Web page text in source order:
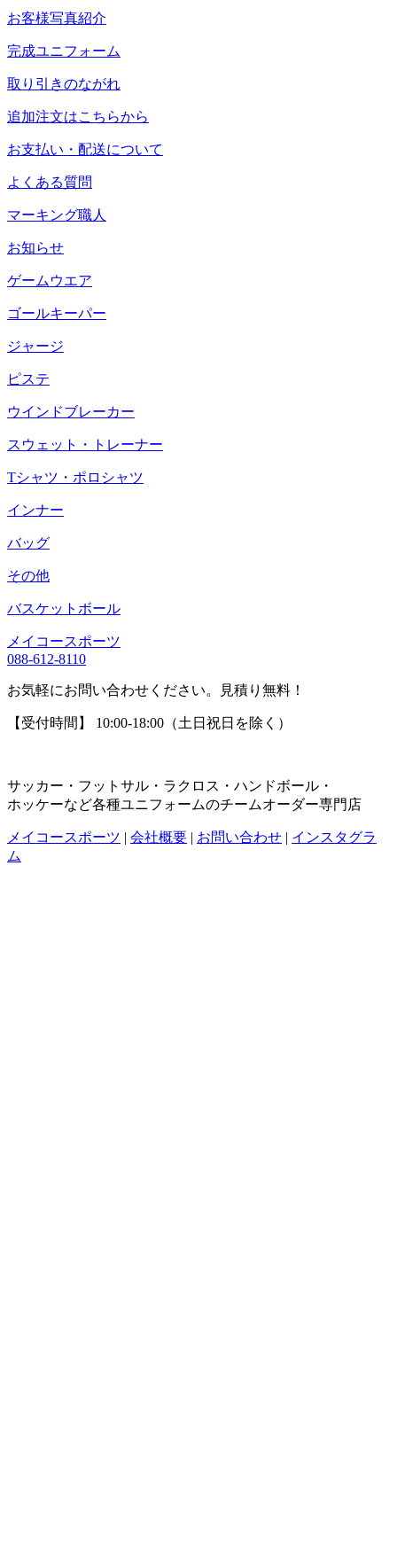
お客様写真紹介
完成ユニフォーム
取り引きのながれ
追加注文はこちらから
お支払い・配送について
よくある質問
マーキング職人
お知らせ
ゲームウエア
ゴールキーパー
ジャージ
ピステ
ウインドブレーカー
スウェット・トレーナー
Tシャツ・ポロシャツ
インナー
バッグ
その他
バスケットボール
メイコースポーツ
088-612-8110
お気軽にお問い合わせください。見積り無料！
【受付時間】 10:00-18:00（土日祝日を除く）
サッカー・フットサル・ラクロス・ハンドボール・
ホッケーなど各種ユニフォームのチームオーダー専門店
メイコースポーツ | 会社概要 | お問い合わせ | インスタグラ
ム